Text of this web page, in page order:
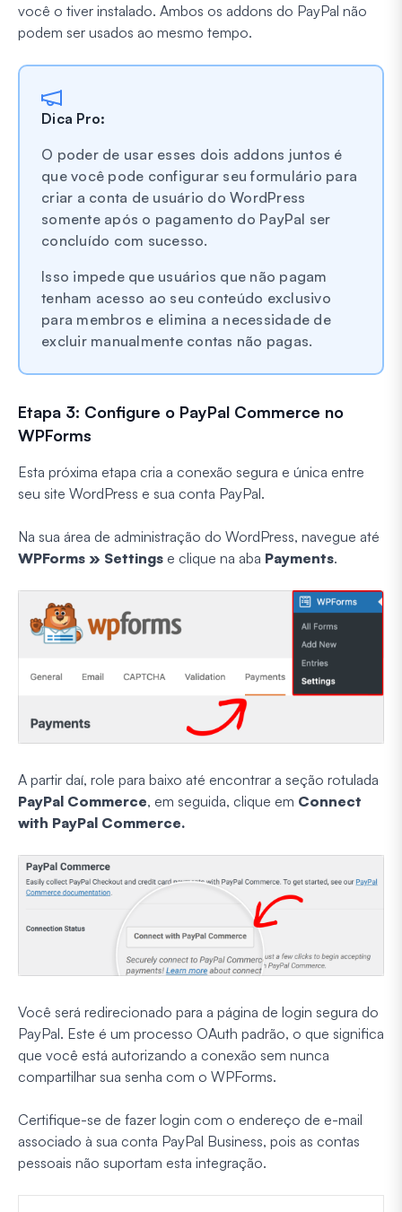
você o tiver instalado. Ambos os addons do PayPal não
podem ser usados ao mesmo tempo.
Dica Pro:
O poder de usar esses dois addons juntos é
que você pode configurar seu formulário para
criar a conta de usuário do WordPress
somente após o pagamento do PayPal ser
concluído com sucesso.
Isso impede que usuários que não pagam
tenham acesso ao seu conteúdo exclusivo
para membros e elimina a necessidade de
excluir manualmente contas não pagas.
Etapa 3: Configure o PayPal Commerce no
WPForms
Esta próxima etapa cria a conexão segura e única entre
seu site WordPress e sua conta PayPal.
Na sua área de administração do WordPress, navegue até
WPForms » Settings e clique na aba Payments.
A partir daí, role para baixo até encontrar a seção rotulada
PayPal Commerce, em seguida, clique em Connect
with PayPal Commerce.
Você será redirecionado para a página de login segura do
PayPal. Este é um processo OAuth padrão, o que significa
que você está autorizando a conexão sem nunca
compartilhar sua senha com o WPForms.
Certifique-se de fazer login com o endereço de e-mail
associado à sua conta PayPal Business, pois as contas
pessoais não suportam esta integração.